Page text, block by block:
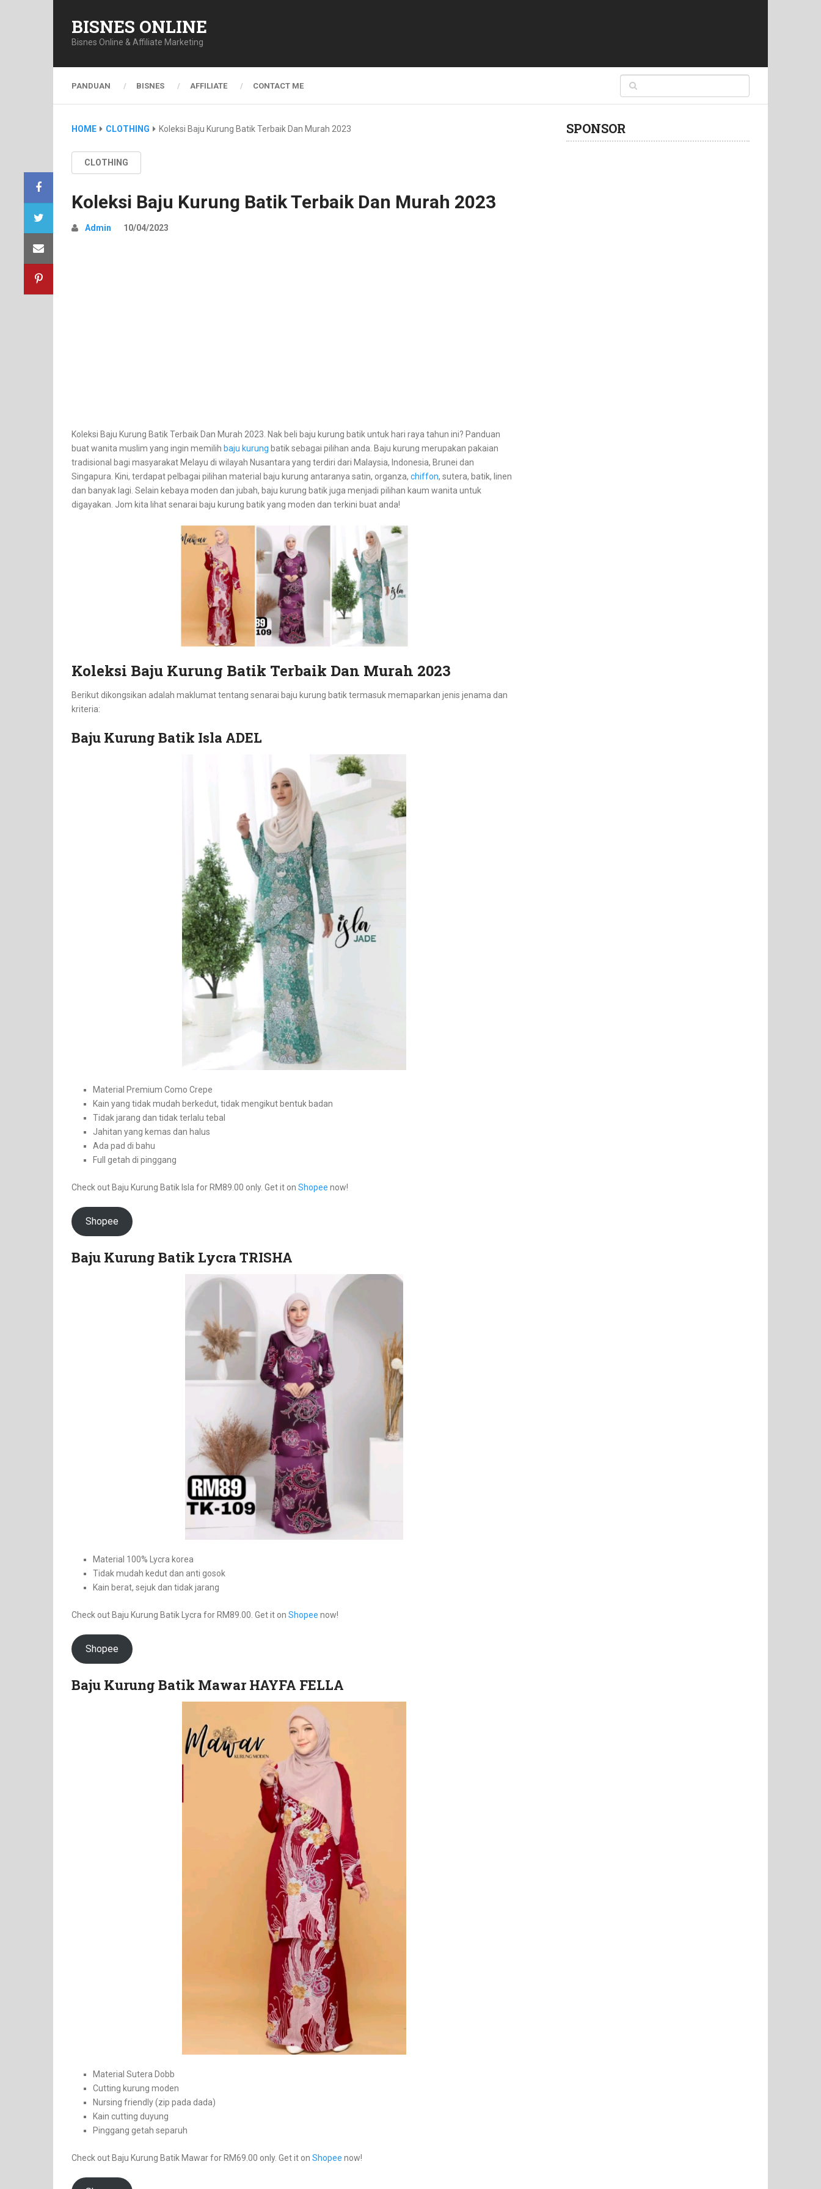
BISNES ONLINE
Bisnes Online & Affiliate Marketing
PANDUAN BISNES AFFILIATE CONTACT ME
HOME CLOTHING Koleksi Baju Kurung Batik Terbaik Dan Murah 2023
CLOTHING
Koleksi Baju Kurung Batik Terbaik Dan Murah 2023
Admin 10/04/2023
Koleksi Baju Kurung Batik Terbaik Dan Murah 2023. Nak beli baju kurung batik untuk hari raya tahun ini? Panduan
buat wanita muslim yang ingin memilih baju kurung batik sebagai pilihan anda. Baju kurung merupakan pakaian
tradisional bagi masyarakat Melayu di wilayah Nusantara yang terdiri dari Malaysia, Indonesia, Brunei dan
Singapura. Kini, terdapat pelbagai pilihan material baju kurung antaranya satin, organza, chiffon, sutera, batik, linen
dan banyak lagi. Selain kebaya moden dan jubah, baju kurung batik juga menjadi pilihan kaum wanita untuk
digayakan. Jom kita lihat senarai baju kurung batik yang moden dan terkini buat anda!
Koleksi Baju Kurung Batik Terbaik Dan Murah 2023
Berikut dikongsikan adalah maklumat tentang senarai baju kurung batik termasuk memaparkan jenis jenama dan
kriteria:
Baju Kurung Batik Isla ADEL
Material Premium Como Crepe
Kain yang tidak mudah berkedut, tidak mengikut bentuk badan
Tidak jarang dan tidak terlalu tebal
Jahitan yang kemas dan halus
Ada pad di bahu
Full getah di pinggang
Check out Baju Kurung Batik Isla for RM89.00 only. Get it on Shopee now!
Shopee
Baju Kurung Batik Lycra TRISHA
Material 100% Lycra korea
Tidak mudah kedut dan anti gosok
Kain berat, sejuk dan tidak jarang
Check out Baju Kurung Batik Lycra for RM89.00. Get it on Shopee now!
Shopee
Baju Kurung Batik Mawar HAYFA FELLA
Material Sutera Dobb
Cutting kurung moden
Nursing friendly (zip pada dada)
Kain cutting duyung
Pinggang getah separuh
Check out Baju Kurung Batik Mawar for RM69.00 only. Get it on Shopee now!
SPONSOR